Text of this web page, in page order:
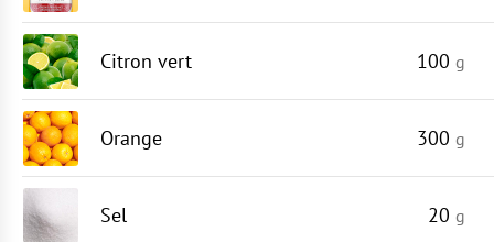
Citron vert 100 g
Orange 300 g
Sel 20 g